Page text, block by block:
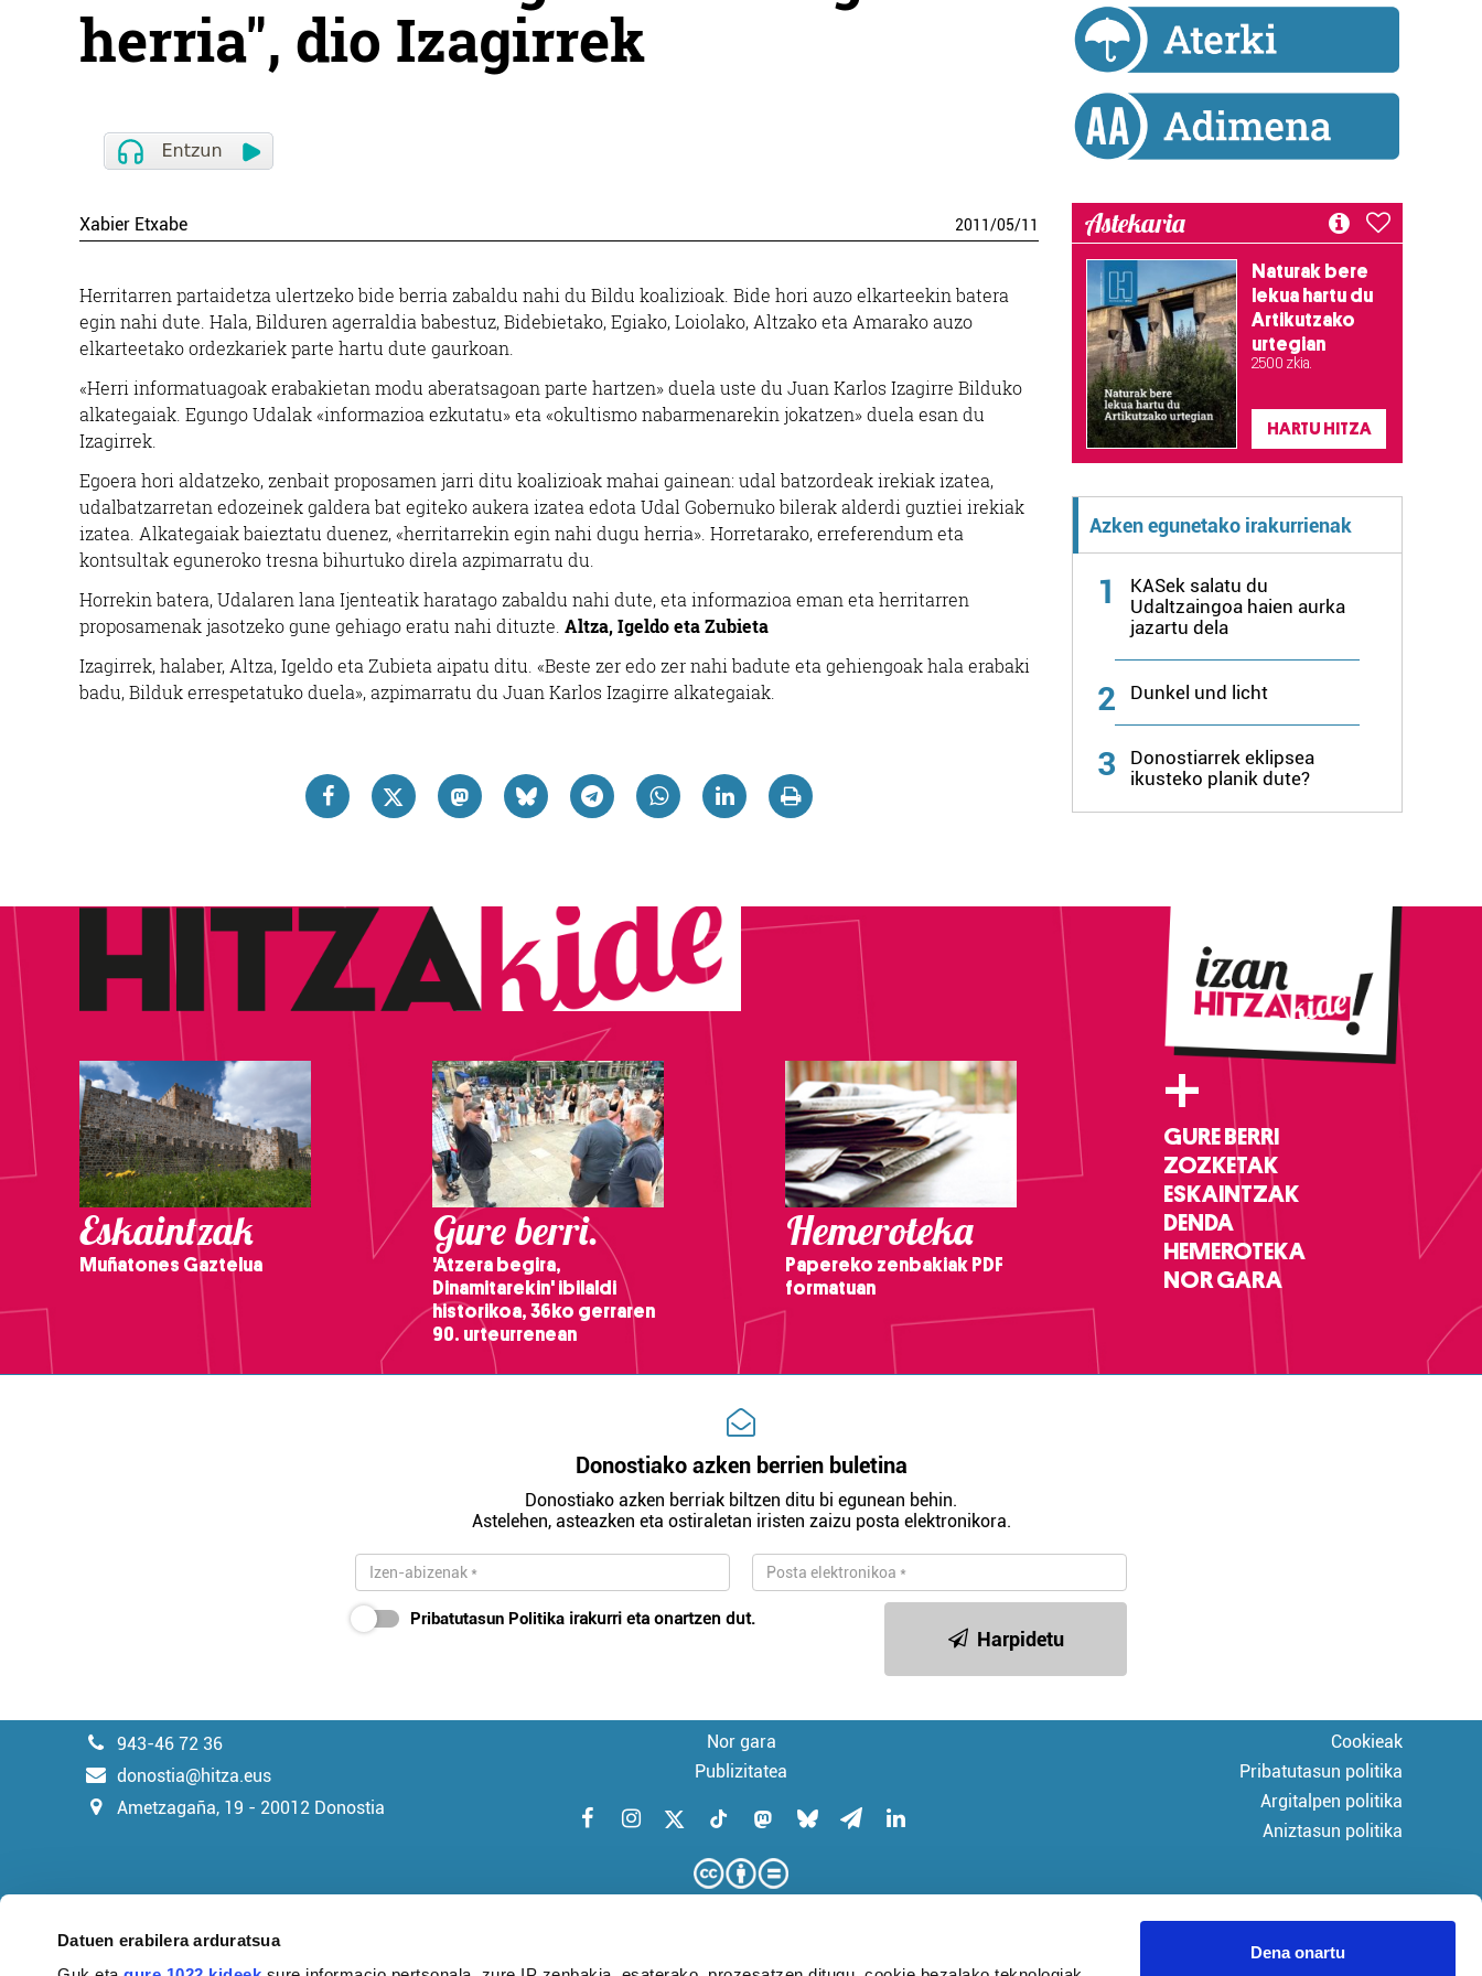
Datuen erabilera arduratsua
Dena onartu
herria", dio Izagirrek
Xabier Etxabe 2011/05/11
Herritarren partaidetza ulertzeko bide berria zabaldu nahi du Bildu koalizioak. Bide hori auzo elkarteekin batera
egin nahi dute. Hala, Bilduren agerraldia babestuz, Bidebietako, Egiako, Loiolako, Altzako eta Amarako auzo
elkarteetako ordezkariek parte hartu dute gaurkoan.
«Herri informatuagoak erabakietan modu aberatsagoan parte hartzen» duela uste du Juan Karlos Izagirre Bilduko
alkategaiak. Egungo Udalak «informazioa ezkutatu» eta «okultismo nabarmenarekin jokatzen» duela esan du
Izagirrek.
Egoera hori aldatzeko, zenbait proposamen jarri ditu koalizioak mahai gainean: udal batzordeak irekiak izatea,
udalbatzarretan edozeinek galdera bat egiteko aukera izatea edota Udal Gobernuko bilerak alderdi guztiei irekiak
izatea. Alkategaiak baieztatu duenez, «herritarrekin egin nahi dugu herria». Horretarako, erreferendum eta
kontsultak eguneroko tresna bihurtuko direla azpimarratu du.
Horrekin batera, Udalaren lana Ijenteatik haratago zabaldu nahi dute, eta informazioa eman eta herritarren
proposamenak jasotzeko gune gehiago eratu nahi dituzte. Altza, Igeldo eta Zubieta
Izagirrek, halaber, Altza, Igeldo eta Zubieta aipatu ditu. «Beste zer edo zer nahi badute eta gehiengoak hala erabaki
badu, Bilduk errespetatuko duela», azpimarratu du Juan Karlos Izagirre alkategaiak.
Astekaria
Naturak bere
lekua hartu du
Artikutzako
urtegian
2.500 zkia.
HARTU HITZA
Azken egunetako irakurrienak
1
KASek salatu du
Udaltzaingoa haien aurka
jazartu dela
2 Dunkel und licht
3
Donostiarrek eklipsea
ikusteko planik dute?
Eskaintzak
Muñatones Gaztelua
Gure berri.
'Atzera begira,
Dinamitarekin' ibilaldi
historikoa, 36ko gerraren
90. urteurrenean
Hemeroteka
Papereko zenbakiak PDF
formatuan
+
GURE BERRI
ZOZKETAK
ESKAINTZAK
DENDA
HEMEROTEKA
NOR GARA
Donostiako azken berrien buletina
Donostiako azken berriak biltzen ditu bi egunean behin.
Astelehen, asteazken eta ostiraletan iristen zaizu posta elektronikora.
Pribatutasun Politika irakurri eta onartzen dut.
Harpidetu
943-46 72 36
donostia@hitza.eus
Ametzagaña, 19 - 20012 Donostia
Nor gara
Publizitatea
Cookieak
Pribatutasun politika
Argitalpen politika
Aniztasun politika